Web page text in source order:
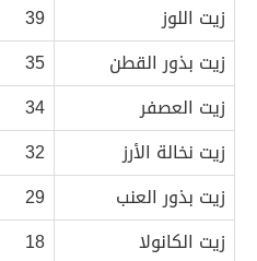
زيت اللوز
39
زيت بذور القطن
35
زيت العصفر
34
زيت نخالة الأرز
32
زيت بذور العنب
29
زيت الكانولا
18